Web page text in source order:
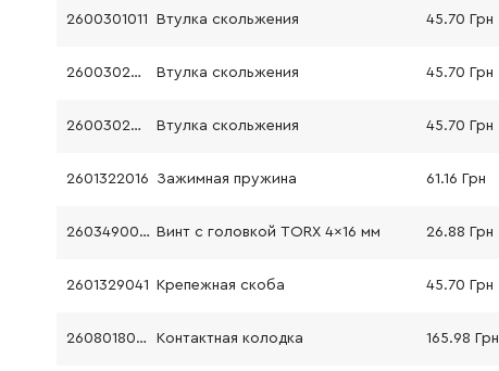
2600301011 Втулка скольжения 45.70 Грн
2600302002 Втулка скольжения 45.70 Грн
2600302002 Втулка скольжения 45.70 Грн
2601322016 Зажимная пружина 61.16 Грн
2603490022 Винт с головкой TORX 4x16 мм 26.88 Грн
2601329041 Крепежная скоба 45.70 Грн
2608018004 Контактная колодка 165.98 Грн